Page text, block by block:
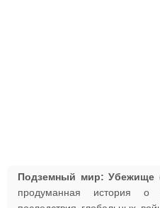
Подземный мир: Убежище
продуманная история